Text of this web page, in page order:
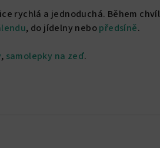
rychlá a jednoduchá. Během
, do jídelny nebopředsíně.
, samolepky na zeď.